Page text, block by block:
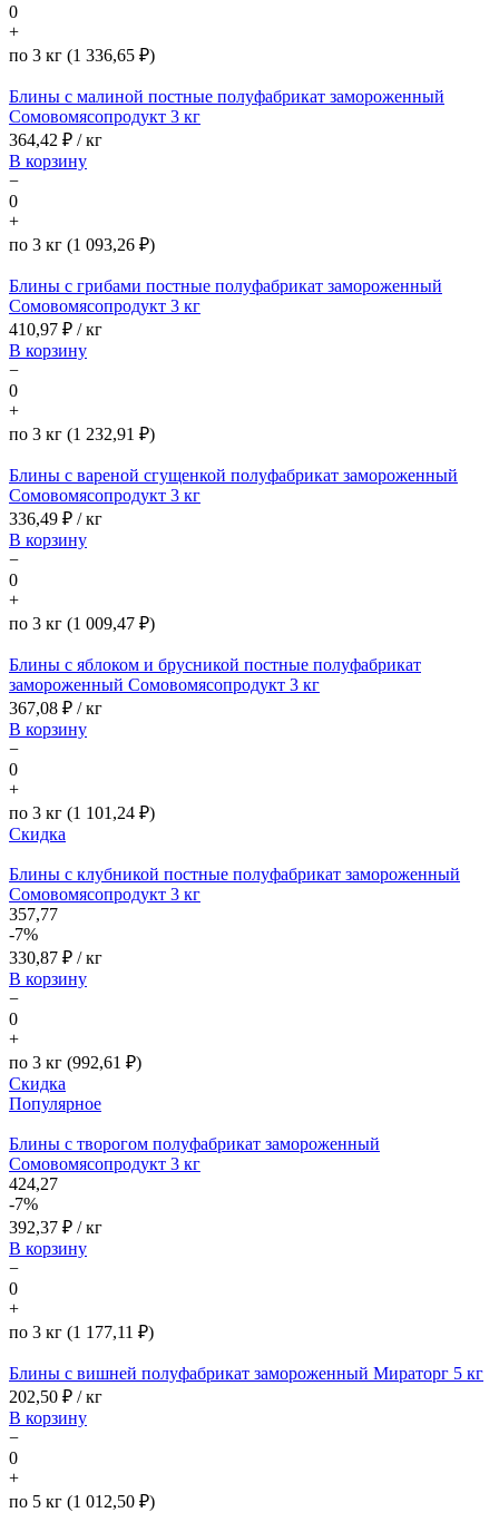
0
+
по 3 кг (1 336,65 ₽)
Блины с малиной постные полуфабрикат замороженный
Сомовомясопродукт 3 кг
364,42 ₽ / кг
В корзину
−
0
+
по 3 кг (1 093,26 ₽)
Блины с грибами постные полуфабрикат замороженный
Сомовомясопродукт 3 кг
410,97 ₽ / кг
В корзину
−
0
+
по 3 кг (1 232,91 ₽)
Блины с вареной сгущенкой полуфабрикат замороженный
Сомовомясопродукт 3 кг
336,49 ₽ / кг
В корзину
−
0
+
по 3 кг (1 009,47 ₽)
Блины с яблоком и брусникой постные полуфабрикат
замороженный Сомовомясопродукт 3 кг
367,08 ₽ / кг
В корзину
−
0
+
по 3 кг (1 101,24 ₽)
Скидка
Блины с клубникой постные полуфабрикат замороженный
Сомовомясопродукт 3 кг
357,77
-7%
330,87 ₽ / кг
В корзину
−
0
+
по 3 кг (992,61 ₽)
Скидка
Популярное
Блины с творогом полуфабрикат замороженный
Сомовомясопродукт 3 кг
424,27
-7%
392,37 ₽ / кг
В корзину
−
0
+
по 3 кг (1 177,11 ₽)
Блины с вишней полуфабрикат замороженный Мираторг 5 кг
202,50 ₽ / кг
В корзину
−
0
+
по 5 кг (1 012,50 ₽)